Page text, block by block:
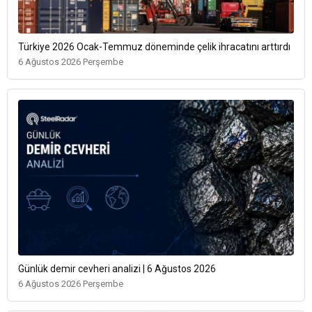
Türkiye 2026 Ocak-Temmuz döneminde çelik ihracatını arttırdı
6 Ağustos 2026 Perşembe
Günlük demir cevheri analizi | 6 Ağustos 2026
6 Ağustos 2026 Perşembe